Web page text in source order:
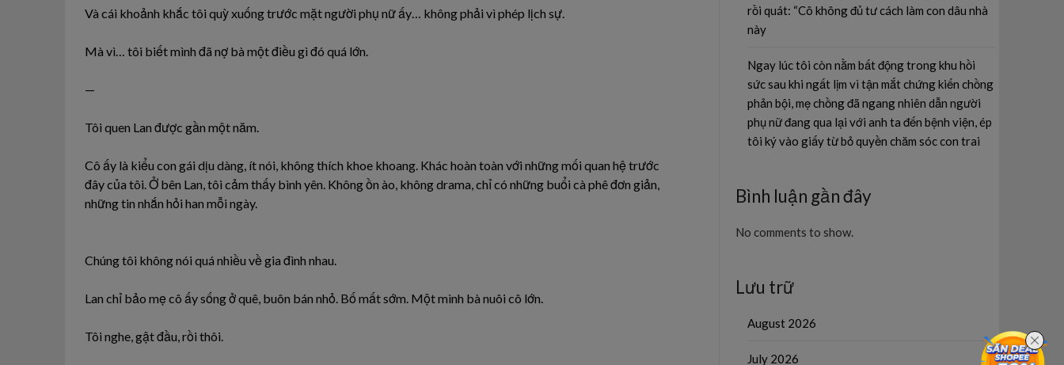
Và cái khoảnh khắc tôi quỳ xuống trước mặt người phụ nữ ấy… không phải vì phép lịch sự.
Mà vì… tôi biết mình đã nợ bà một điều gì đó quá lớn.
—
Tôi quen Lan được gần một năm.
Cô ấy là kiểu con gái dịu dàng, ít nói, không thích khoe khoang. Khác hoàn toàn với những mối quan hệ trước
đây của tôi. Ở bên Lan, tôi cảm thấy bình yên. Không ồn ào, không drama, chỉ có những buổi cà phê đơn giản,
những tin nhắn hỏi han mỗi ngày.
Chúng tôi không nói quá nhiều về gia đình nhau.
Lan chỉ bảo mẹ cô ấy sống ở quê, buôn bán nhỏ. Bố mất sớm. Một mình bà nuôi cô lớn.
Tôi nghe, gật đầu, rồi thôi.
rồi quát: “Cô không đủ tư cách làm con dâu nhà
này
Ngay lúc tôi còn nằm bất động trong khu hồi
sức sau khi ngất lịm vì tận mắt chứng kiến chồng
phản bội, mẹ chồng đã ngang nhiên dẫn người
phụ nữ đang qua lại với anh ta đến bệnh viện, ép
tôi ký vào giấy từ bỏ quyền chăm sóc con trai
Bình luận gần đây
No comments to show.
Lưu trữ
August 2026
July 2026